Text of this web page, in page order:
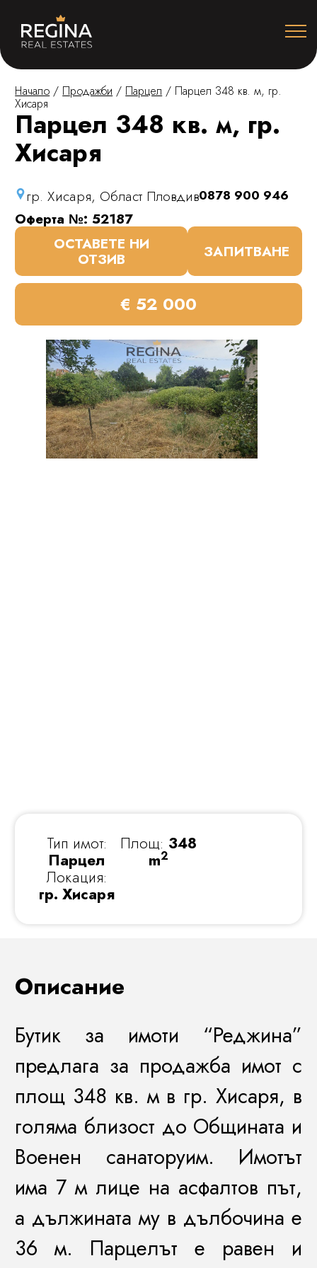
Начало / Продажби / Парцел / Парцел 348 кв. м, гр.
Хисаря
Парцел 348 кв. м, гр.
Хисаря
гр. Хисаря, Област Пловдив0878 900 946
Оферта №: 52187
ОСТАВЕТЕ НИ
ОТЗИВ ЗАПИТВАНЕ
€ 52 000
Тип имот:
Парцел
Локация:
гр. Хисаря
Площ: 348
m2
Описание
Бутик за имоти “Реджина”
предлага за продажба имот с
площ 348 кв. м в гр. Хисаря, в
голяма близост до Общината и
Военен санаторуим. Имотът
има 7 м лице на асфалтов път,
а дължината му в дълбочина е
36 м. Парцелът е равен и